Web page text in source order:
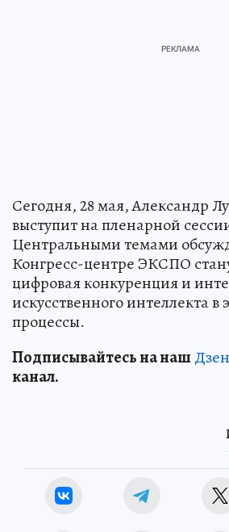
Сегодня, 28 мая, Александр
выступит на пленарной
Центральными темами
Конгресс-центре ЭКСПО
цифровая конкуренция и
искусственного интеллекта
процессы.
Подписывайтесь на наш Дзен
канал.